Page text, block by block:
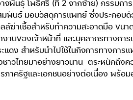
จพันธุ์ โพธิ์ศรี (ที่ 2 จากซ้าย) กรรมก
พันธ์ มอบวัสดุการแพทย์ ซึ่งประกอ
ฆ่าเชื้อสำหรับทำความสะอาดมือ ข
านของเจ้าหน้าที่ และบุคลากรทางก
ดง สำหรับนำไปใช้ในกิจการทางกา
าวไทยมาอย่างยาวนาน ตระหนักถึงค
าครัฐและเอกชนอย่างต่อเนื่อง พร้อ